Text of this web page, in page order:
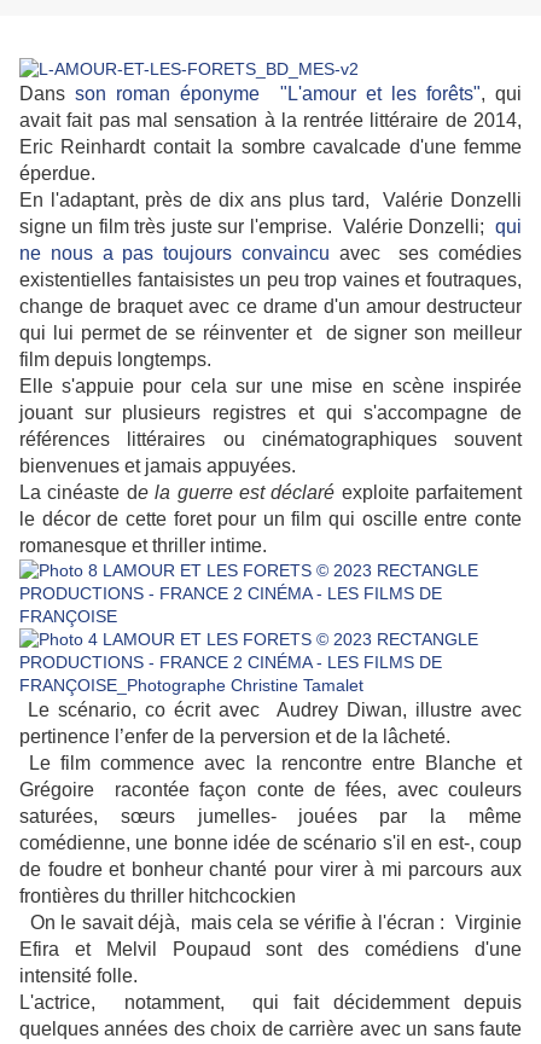
Dansson roman éponyme "L'amour et les forêts", qui
avait fait pas mal sensation à la rentrée littéraire de 2014,
Eric Reinhardt contait la sombre cavalcade d'une femme
éperdue.
En l'adaptant, près de dix ans plus tard, Valérie Donzelli
signe un film très juste sur l'emprise. Valérie Donzelli;qui
ne nous a pas toujours convaincu avec ses comédies
existentielles fantaisistes un peu trop vaines et foutraques,
change de braquet avec ce drame d'un amour destructeur
qui lui permet de se réinventer et de signer son meilleur
film depuis longtemps.
Elle s'appuie pour cela sur une mise en scène inspirée
jouant sur plusieurs registres et qui s'accompagne de
références littéraires ou cinématographiques souvent
bienvenues et jamais appuyées.
La cinéaste de la guerre est déclaré exploite parfaitement
le décor de cette foret pour un film qui oscille entre conte
romanesque et thriller intime.
Le scénario, co écrit avec Audrey Diwan, illustre avec
pertinence l’enfer de la perversion et de la lâcheté.
Le film commence avec la rencontre entre Blanche et
Grégoire racontée façon conte de fées, avec couleurs
saturées, sœurs jumelles- jouées par la même
comédienne, une bonne idée de scénario s'il en est-, coup
de foudre et bonheur chanté pour virer à mi parcours aux
frontières du thriller hitchcockien
On le savait déjà, mais cela se vérifie à l'écran : Virginie
Efira et Melvil Poupaud sont des comédiens d'une
intensité folle.
L'actrice, notamment, qui fait décidemment depuis
quelques années des choix de carrière avec un sans faute